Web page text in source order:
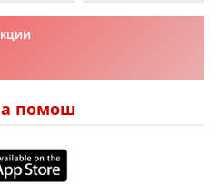
МАТЕРИЈАЛИ
помош